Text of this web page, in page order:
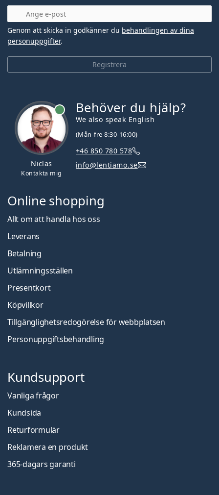
Mejladress
Registrera
Genom att skicka in godkänner du behandlingen av dina
personuppgifter.
Niclas
Kontakta mig
Behöver du hjälp?
We also speak English
(Mån-fre 8:30-16:00)
+46 850 780 578
info@lentiamo.se
Online shopping
Allt om att handla hos oss
Leverans
Betalning
Utlämningsställen
Presentkort
Köpvillkor
Tillgänglighetsredogörelse för webbplatsen
Personuppgiftsbehandling
Kundsupport
Vanliga frågor
Kundsida
Returformulär
Reklamera en produkt
365-dagars garanti